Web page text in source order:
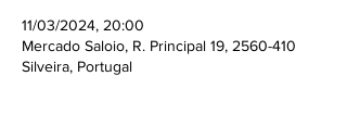
11/03/2024, 20:00
Mercado Saloio, R. Principal 19, 2560-410
Silveira, Portugal